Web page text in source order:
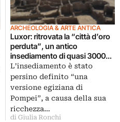
ARCHEOLOGIA & ARTE ANTICA
Luxor: ritrovata la “città d’oro
perduta”, un antico
insediamento di quasi 3000
anni fa
L’insediamento è stato
persino definito “una
versione egiziana di
Pompei”, a causa della sua
ricchezza…
di Giulia Ronchi